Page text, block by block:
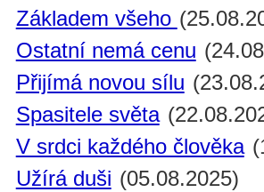
Základem všeho
Ostatní nemá cenu
Přijímá novou sílu
Spasitele světa
V srdci každého člověka
Užírá duši (05.08.2025)